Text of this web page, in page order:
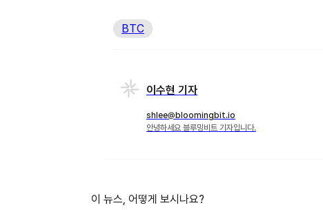
BTC
이수현 기자
shlee@bloomingbit.io
안녕하세요 블루밍비트 기자입니다.
이 뉴스, 어떻게 보시나요?